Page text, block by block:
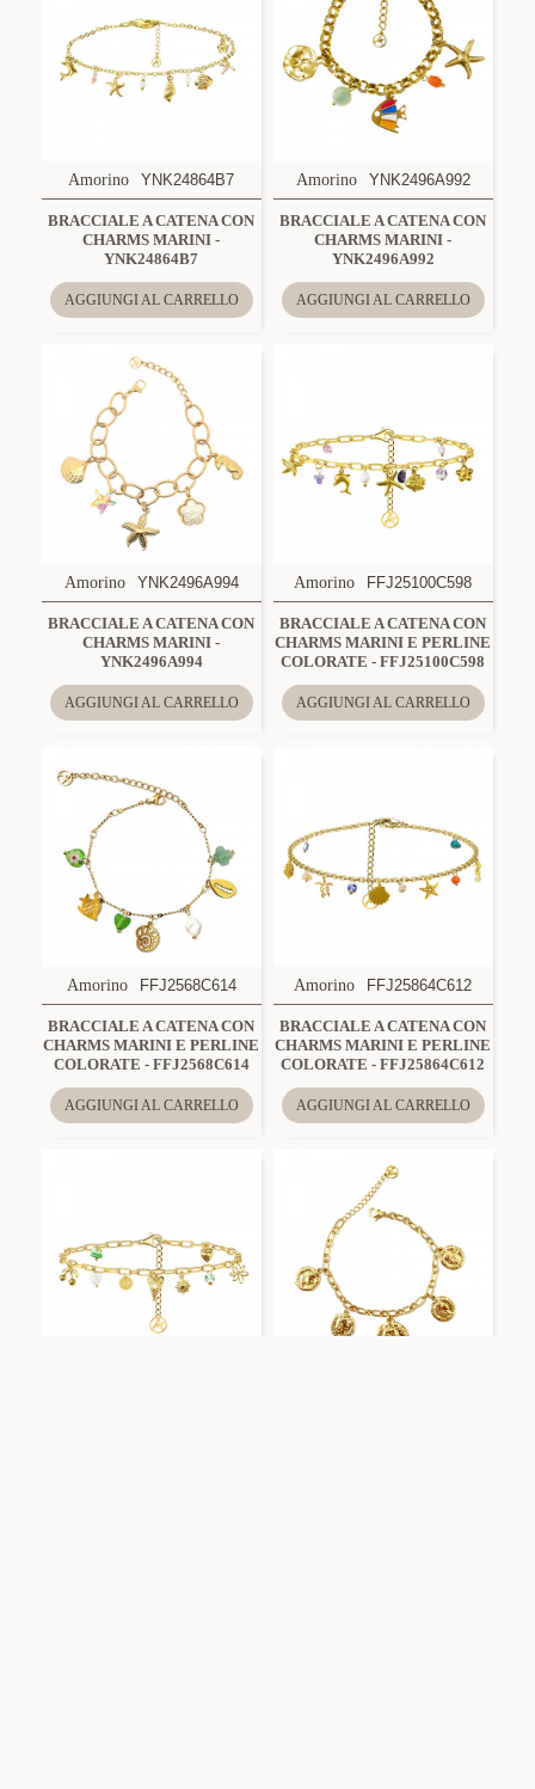
Amorino YNK24864B7
BRACCIALE A CATENA CON
CHARMS MARINI -
YNK24864B7
AGGIUNGI AL CARRELLO
Amorino YNK2496A992
BRACCIALE A CATENA CON
CHARMS MARINI -
YNK2496A992
AGGIUNGI AL CARRELLO
Amorino YNK2496A994
BRACCIALE A CATENA CON
CHARMS MARINI -
YNK2496A994
AGGIUNGI AL CARRELLO
Amorino FFJ25100C598
BRACCIALE A CATENA CON
CHARMS MARINI E PERLINE
COLORATE - FFJ25100C598
AGGIUNGI AL CARRELLO
Amorino FFJ2568C614
BRACCIALE A CATENA CON
CHARMS MARINI E PERLINE
COLORATE - FFJ2568C614
AGGIUNGI AL CARRELLO
Amorino FFJ25864C612
BRACCIALE A CATENA CON
CHARMS MARINI E PERLINE
COLORATE - FFJ25864C612
AGGIUNGI AL CARRELLO